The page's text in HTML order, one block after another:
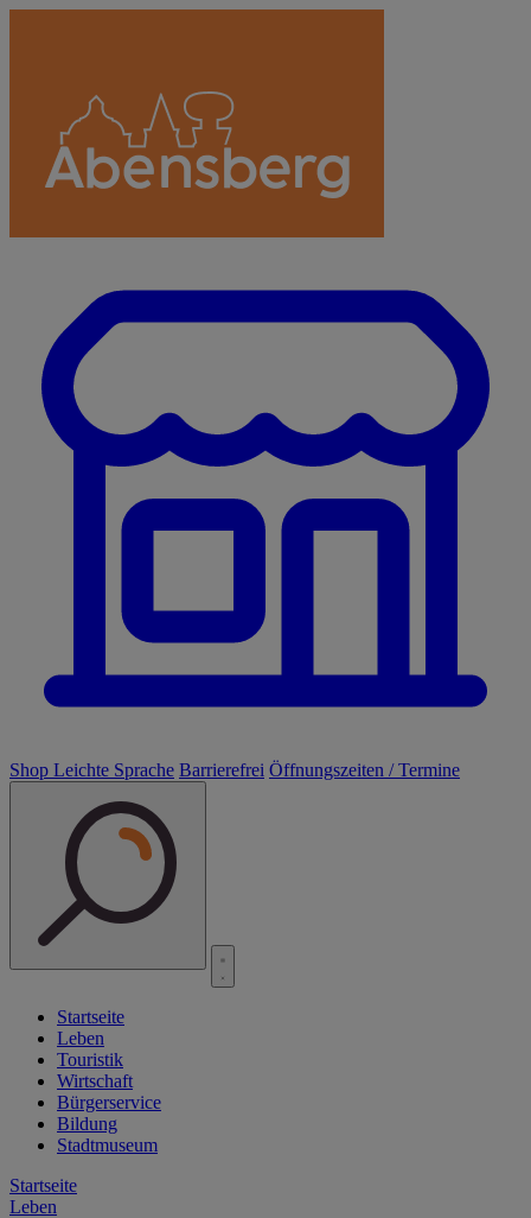
Shop Leichte Sprache Barrierefrei Öffnungszeiten / Termine
Startseite
Leben
Touristik
Wirtschaft
Bürgerservice
Bildung
Stadtmuseum
Startseite
Leben